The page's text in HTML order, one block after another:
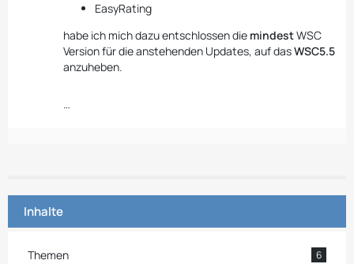
EasyRating
habe ich mich dazu entschlossen die mindestWSC
Version für die anstehenden Updates, auf dasWSC5.5
anzuheben.
…
Inhalte
Themen 6